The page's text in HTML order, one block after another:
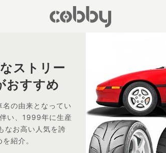
ストリー
おすすめ
の由来となってい
い、1999年に生産
なお高い人気を誇
紹介。